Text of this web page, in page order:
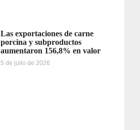
Las exportaciones de carne
porcina y subproductos
aumentaron 156,8% en valor
5 de julio de 2026